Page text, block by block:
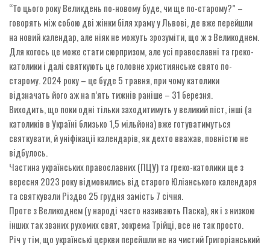
“То цього року Великдень по-новому буде, чи ще по-старому?” –
говорять між собою дві жінки біля храму у Львові, де вже перейшли
на новий календар, але ніяк не можуть зрозуміти, що ж з Великоднем.
Для когось це може стати сюрпризом, але усі православні та греко-
католики і далі святкують це головне християнське свято по-
старому. 2024 року – це буде 5 травня, при чому католики
відзначать його аж на п’ять тижнів раніше – 31 березня.
Виходить, що поки одні тільки заходитимуть у великий піст, інші (а
католиків в Україні близько 1,5 мільйона) вже готуватимуться
святкувати, й уніфікації календарів, як дехто вважав, повністю не
відбулось.
Частина українських православних (ПЦУ) та греко-католики ще з
вересня 2023 року відмовились від старого Юліанського календаря
та святкували Різдво 25 грудня замість 7 січня.
Проте з Великоднем (у народі часто називають Паска), як і з низкою
інших так званих рухомих свят, зокрема Трійці, все не так просто.
Річ у тім, що українські церкви перейшли не на чистий Григоріанський